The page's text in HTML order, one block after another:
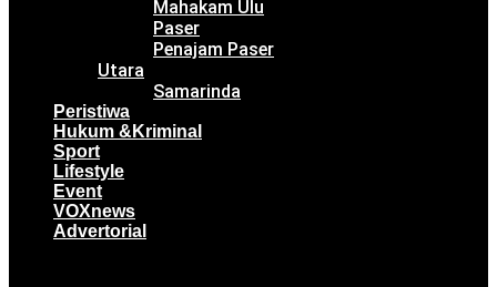
Mahakam Ulu
Paser
Penajam Paser
Utara
Samarinda
Peristiwa
Hukum &Kriminal
Sport
Lifestyle
Event
VOXnews
Advertorial